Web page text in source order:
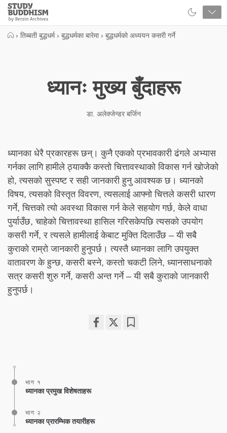
Close
Study
Buddhism
› तिब्बती बुद्धधर्म › बुद्धधर्मका बारेमा › बुद्धधर्मको अध्ययन कसरी गर्ने
ध्यानः मुख्य बुँदाहरू
डा. अलेक्जेन्डर बर्जिन
ध्यानका धेरै प्रकारहरू छन्। कुनै एकको प्रभावकारी ढंगले अभ्यास
गर्नका लागि हामीले ठ्याक्कै कस्तो चित्तावस्थाको विकास गर्न खोजेको
हो, त्यसको सुस्पष्ट र सही जानकारी हुनु आवश्यक छ। ध्यानको
विषय, त्यसको विस्तृत विवरण, त्यसलाई आफ्नो चित्तले कसरी धारण
गर्ने, चित्तको त्यो अवस्था विकास गर्न केले सहयोग गर्छ, केले वाधा
पुर्याउँछ, चाहेको चित्तावस्था हासिल गरिसकेपछि त्यसको उपयोग
कसरी गर्ने, र त्यसले हामीलाई केबाट मुक्ति दिलाउँछ – यी सबै
कुराको राम्रो जानकारी हुनुपर्छ। त्यस्तै ध्यानका लागि उपयुक्त
वातावरण के हुन्छ, कसरी बस्ने, कस्तो चकटी लिने, ध्यानसाधनाको
सत्र कसरी शुरु गर्ने, कसरी अन्त गर्ने – यी सबै कुराको जानकारी
हुनुपर्छ।
भाग १
ध्यानका प्रमुख विशेषताहरू
भाग २
ध्यानका प्रारम्भिक तयारीहरू